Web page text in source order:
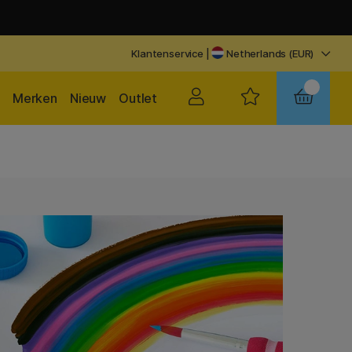
Klantenservice | Netherlands (EUR)
Outlet
Nieuw
Merken